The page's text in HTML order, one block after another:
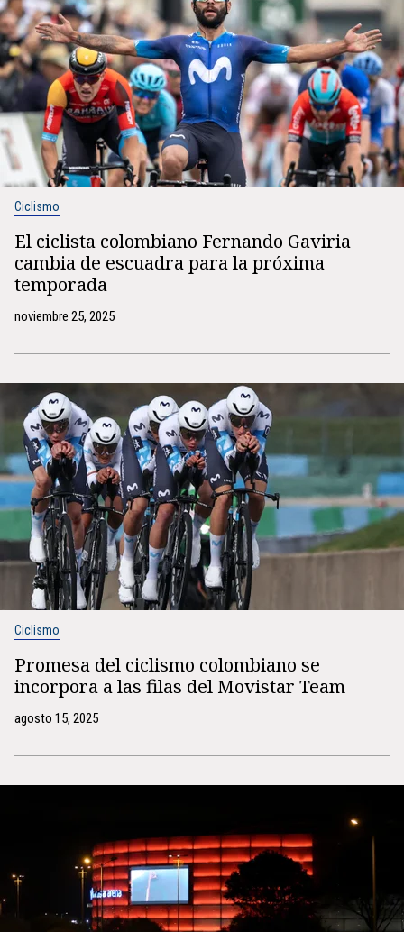
Ciclismo
El ciclista colombiano Fernando Gaviria
cambia de escuadra para la próxima
temporada
noviembre 25, 2025
Ciclismo
Promesa del ciclismo colombiano se
incorpora a las filas del Movistar Team
agosto 15, 2025